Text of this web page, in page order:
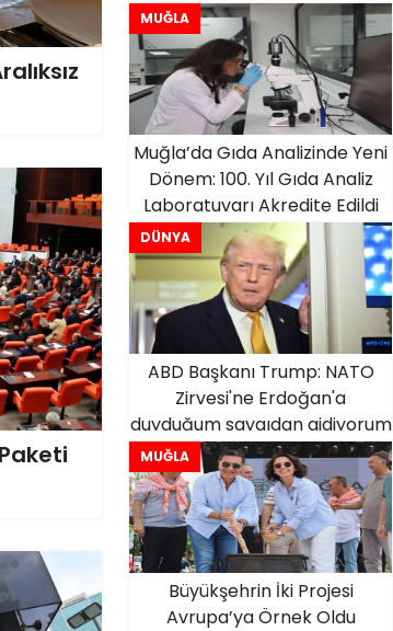
MUĞLA
Muğla’da Gıda Analizinde Yeni
Dönem: 100. Yıl Gıda Analiz
Laboratuvarı Akredite Edildi
DÜNYA
ABD Başkanı Trump: NATO
Zirvesi'ne Erdoğan'a
duyduğum saygıdan gidiyorum
MUĞLA
Büyükşehrin İki Projesi
Avrupa’ya Örnek Oldu